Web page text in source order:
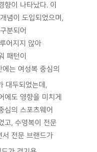
향이 나타났다. 이
념이 도입되었으며,
분되어
어지지 않아
패턴이
는 여성복 중심의
대두되었는데,
에도 영향을 미치게
심의 스포츠웨어
고, 수영복이 전문
서 전문 브랜드가